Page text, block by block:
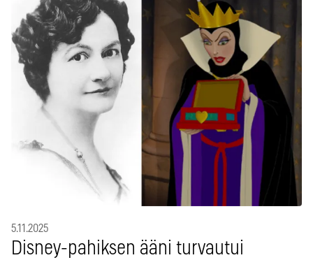
5.11.2025
Disney-pahiksen ääni turvautui